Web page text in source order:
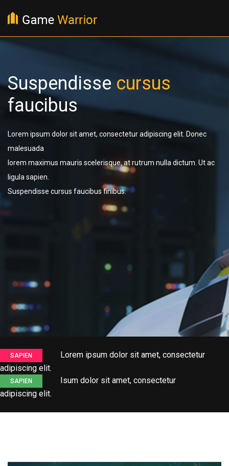
Suspendisse cursus
faucibus
Lorem ipsum dolor sit amet, consectetur adipiscing elit. Donec
malesuada
lorem maximus mauris scelerisque, at rutrum nulla dictum. Ut ac
ligula sapien.
Suspendisse cursus faucibus finibus.
SAPIEN
Lorem ipsum dolor sit amet, consectetur
adipiscing elit.
SAPIEN
Isum dolor sit amet, consectetur
adipiscing elit.